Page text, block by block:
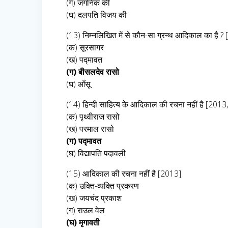
(ग) जगनिक की
(घ) दलपति विजय की
(13) निम्नलिखित में से कौन-सा ग्रन्थ आदिकाल का है
(क) सूरसागर
(ख) पद्मावत
(ग) बीसलदेव रासो
(घ) आँसू
(14) हिन्दी साहित्य के आदिकाल की रचना नहीं है
(क) पृथ्वीराज रासो
(ख) परमाल रासो
(ग) पद्मावत
(घ) विद्यापति पदावली
(15) आदिकाल की रचना नहीं है [2013]
(क) उक्ति-व्यक्ति प्रकरण
(ख) जयचंद प्रकाश
(ग) राउल वेल
(घ) मृगावती